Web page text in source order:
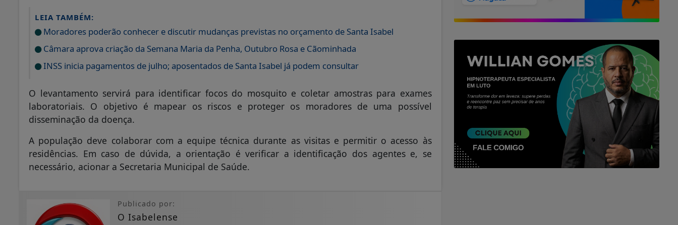
LEIA TAMBÉM:
Moradores poderão conhecer e discutir mudanças previstas no orçamento de Santa Isabel
Câmara aprova criação da Semana Maria da Penha, Outubro Rosa e Cãominhada
INSS inicia pagamentos de julho; aposentados de Santa Isabel já podem consultar
O levantamento servirá para identificar focos do mosquito e coletar amostras para exames
laboratoriais. O objetivo é mapear os riscos e proteger os moradores de uma possível
disseminação da doença.
A população deve colaborar com a equipe técnica durante as visitas e permitir o acesso às
residências. Em caso de dúvida, a orientação é verificar a identificação dos agentes e, se
necessário, acionar a Secretaria Municipal de Saúde.
Publicado por:
O Isabelense